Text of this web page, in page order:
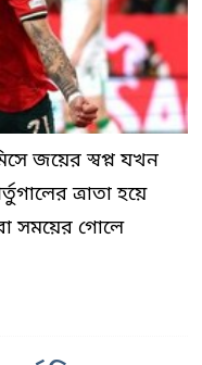
জয়ের স্বপ্ন যখন
ত্রাতা হয়ে
সময়ের গোলে